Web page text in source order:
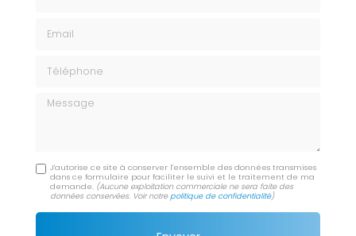
Message
J'autorise ce site à conserver l'ensemble des données transmises
dans ce formulaire pour faciliter le suivi et le traitement de ma
demande. (Aucune exploitation commerciale ne sera faite des
données conservées. Voir notrepolitique de confidentialité)